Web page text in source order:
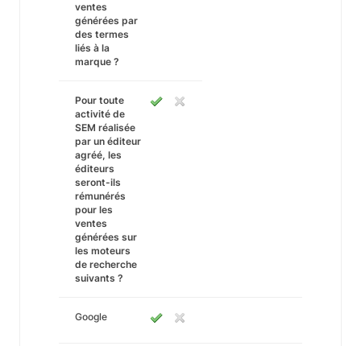
ventes
générées par
des termes
liés à la
marque ?
Pour toute
activité de
SEM réalisée
par un éditeur
agréé, les
éditeurs
seront-ils
rémunérés
pour les
ventes
générées sur
les moteurs
de recherche
suivants ?
Google